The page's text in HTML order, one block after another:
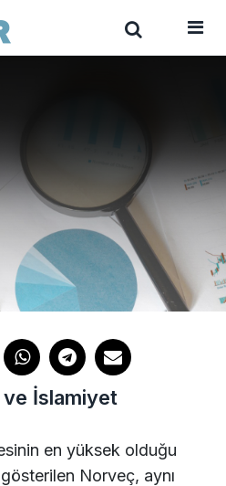
İslamiyet
en yüksek olduğu
Norveç, aynı